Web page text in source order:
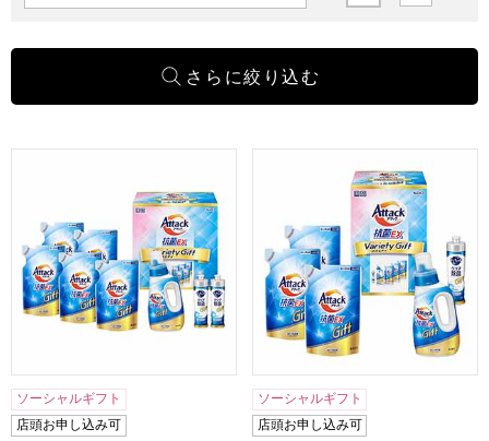
ソーシャルギフト
店頭お申し込み可
ソーシャルギフト
店頭お申し込み可